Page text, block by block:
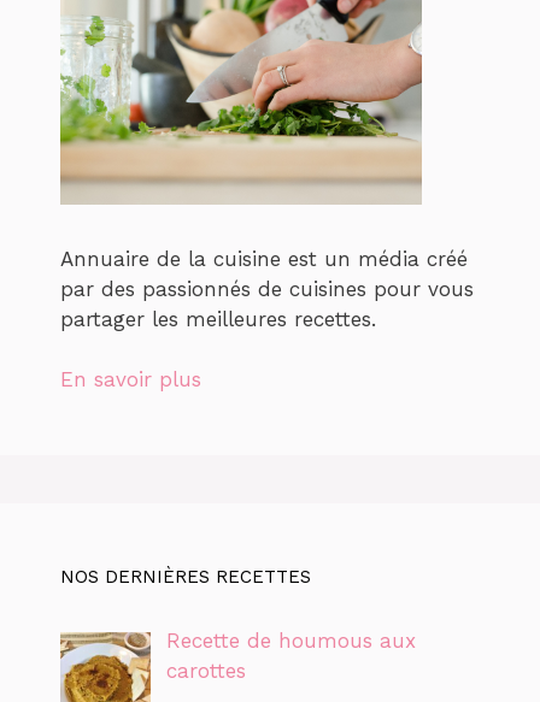
Annuaire de la cuisine est un média créé
par des passionnés de cuisines pour vous
partager les meilleures recettes.
En savoir plus
NOS DERNIÈRES RECETTES
Recette de houmous aux
carottes